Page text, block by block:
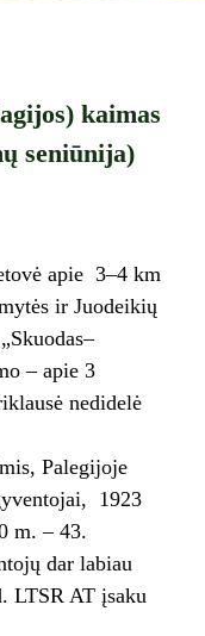
kaimas
seniūnija)
apie 3–4 km
ir Juodeikių
– apie 3
nedidelė
Palegijoje
1923
m. – 43.
dar labiau
LTSR AT įsaku